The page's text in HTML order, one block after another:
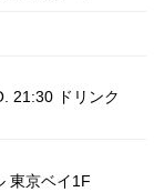
21:30 ドリンク
東京ベイ1F